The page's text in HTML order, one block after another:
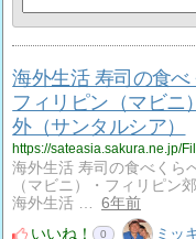
海外生活 寿司の食
フィリピン（マビニ
外（サンタルシア）
https://sateasia.sakura.ne.jp/
海外生活 寿司の食べくら
（マビニ）・フィリピン
海外生活 …
6年前
いいね！
0 ミッ